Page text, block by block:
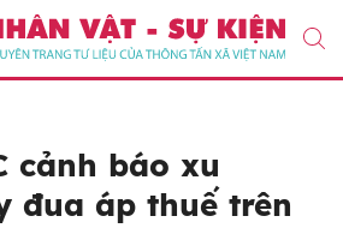
cảnh báo xu
đua áp thuế trên